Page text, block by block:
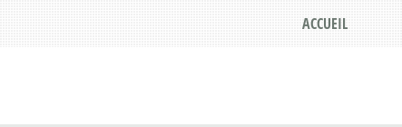
ACCUEIL